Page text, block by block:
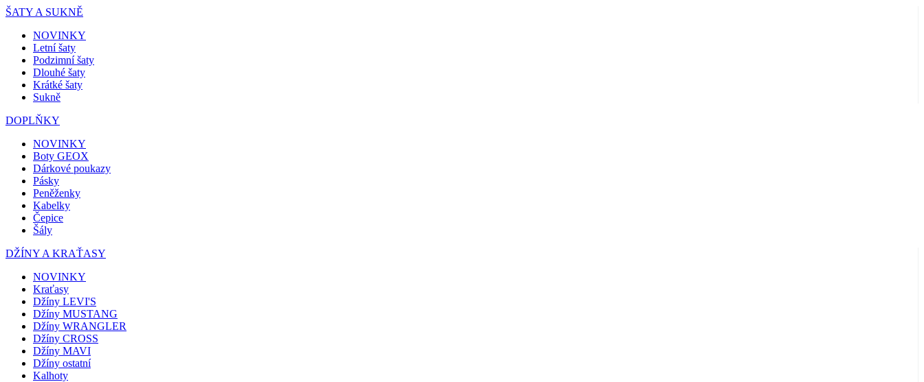
ŠATY A SUKNĚ
NOVINKY
Letní šaty
Podzimní šaty
Dlouhé šaty
Krátké šaty
Sukně
DOPLŇKY
NOVINKY
Boty GEOX
Dárkové poukazy
Pásky
Peněženky
Kabelky
Čepice
Šály
DŽÍNY A KRAŤASY
NOVINKY
Kraťasy
Džíny LEVI'S
Džíny MUSTANG
Džíny WRANGLER
Džíny CROSS
Džíny MAVI
Džíny ostatní
Kalhoty